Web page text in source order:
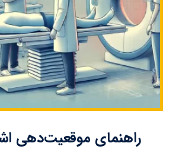
راهنمای موقعیت‌دهی